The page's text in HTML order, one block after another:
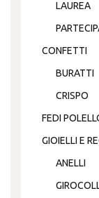
LAUREA
CONFETTI
BURATTI
CRISPO
FEDI
GIOIELLI E
ANELLI